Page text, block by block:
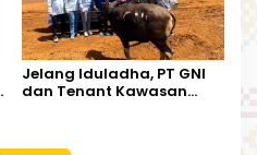
Jelang Iduladha, PT GNI
dan Tenant Kawasan